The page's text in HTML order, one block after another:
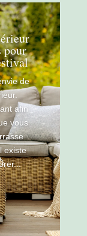
pour
de
afin
vous
existe